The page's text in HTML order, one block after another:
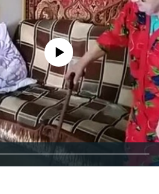
source currently available